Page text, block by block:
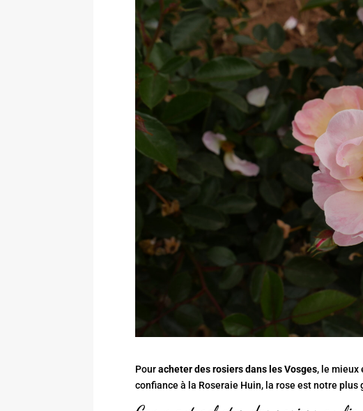
Pouracheter des rosiers dans les Vosges, le
confiance à la Roseraie Huin, la rose est notre plus